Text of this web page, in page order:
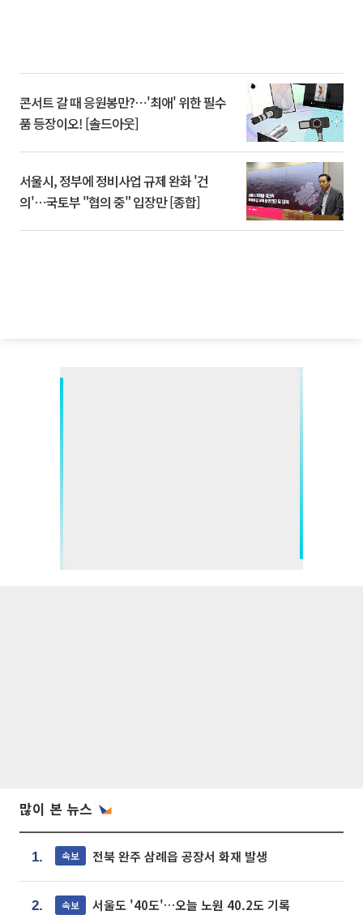
콘서트 갈 때 응원봉만?⋯'최애' 위한 필수
품 등장이오! [솔드아웃]
서울시, 정부에 정비사업 규제 완화 '건
의'⋯국토부 "협의 중" 입장만 [종합]
많이 본 뉴스
1. 속보 전북 완주 삼례읍 공장서 화재 발생
2. 속보 서울도 '40도'…오늘 노원 40.2도 기록